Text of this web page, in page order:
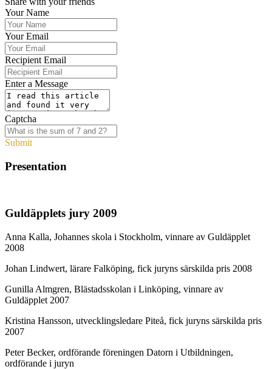
Your Name
Your Email
Recipient Email
Enter a Message
Captcha
Submit
Presentation
Guldäpplets jury 2009
Anna Kalla, Johannes skola i Stockholm, vinnare av Guldäpplet
2008
Johan Lindwert, lärare Falköping, fick juryns särskilda pris 2008
Gunilla Almgren, Blästadsskolan i Linköping, vinnare av
Guldäpplet 2007
Kristina Hansson, utvecklingsledare Piteå, fick juryns särskilda pris
2007
Peter Becker, ordförande föreningen Datorn i Utbildningen,
ordförande i juryn